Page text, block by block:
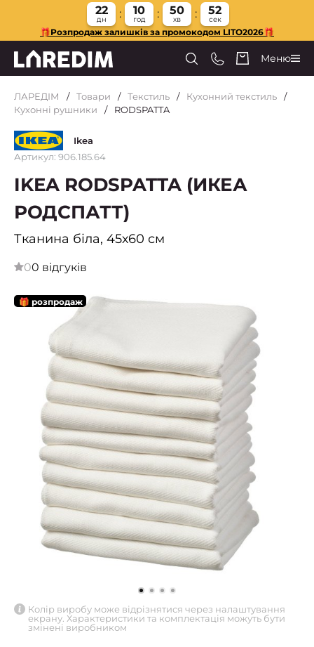
22
дн
10
год
50
хв
51
сек
🎁Розпродаж залишків за промокодом LITO2026🎁
Меню
ЛАРЕДІМ Товари Текстиль
Кухонний текстиль
Кухонні рушники
RODSPATTA
Ikea
Артикул: 906.185.64
IKEA RODSPATTA (ИКЕА
РОДСПАТТ)
Тканина біла, 45х60 см
00 відгуків
🎁 розпродаж
Колір виробу може відрізнятися через налаштування
екрану. Характеристики та комплектація можуть бути
змінені виробником